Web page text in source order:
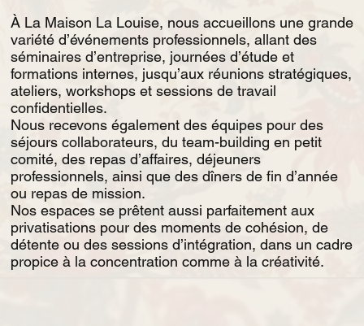
À La Maison La Louise, nous accueillons une grande
variété d’événements professionnels, allant des
séminaires d’entreprise, journées d’étude et
formations internes, jusqu’aux réunions stratégiques,
ateliers, workshops et sessions de travail
confidentielles.
Nous recevons également des équipes pour des
séjours collaborateurs, du team-building en petit
comité, des repas d’affaires, déjeuners
professionnels, ainsi que des dîners de fin d’année
ou repas de mission.
Nos espaces se prêtent aussi parfaitement aux
privatisations pour des moments de cohésion, de
détente ou des sessions d’intégration, dans un cadre
propice à la concentration comme à la créativité.